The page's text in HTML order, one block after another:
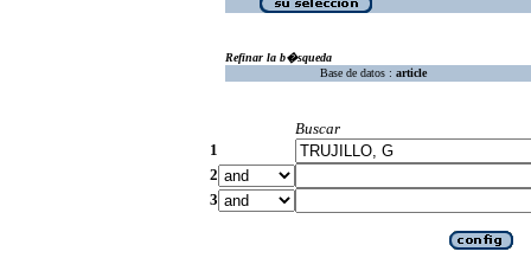
Refinar la b�squeda
Base de datos : article
Buscar
1
2
3